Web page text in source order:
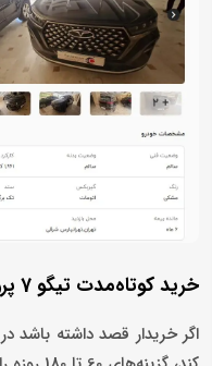
خرید کوتاه‌مدت تیگو 7 پرو
اگر خریدار قصد داشته باشد